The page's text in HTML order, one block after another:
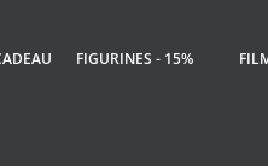
FIGURINES - 15%